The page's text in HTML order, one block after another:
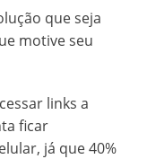
que seja
motive seu
links a
ficar
já que 40%